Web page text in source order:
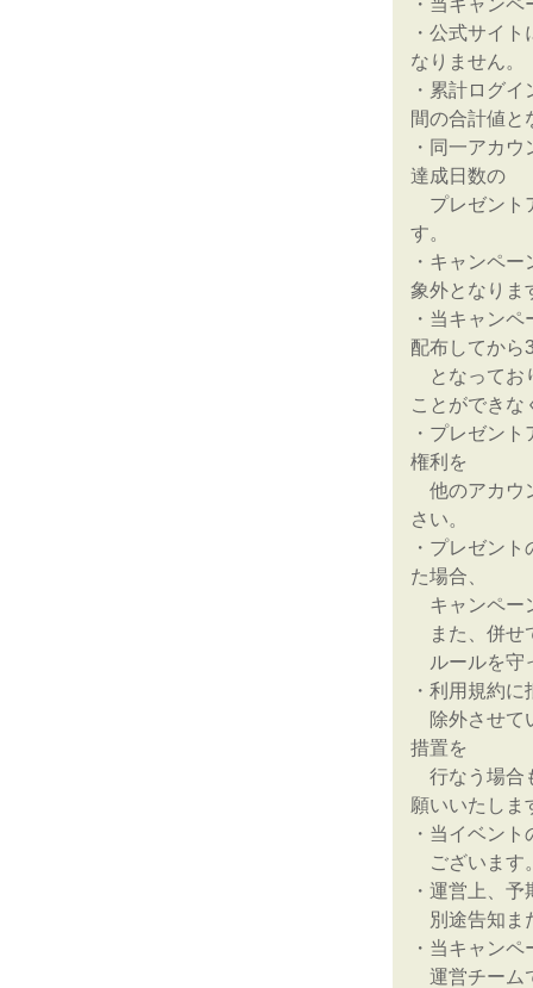
・公式サイ
なりません。
・累計ログ
間の合計値と
・同一アカ
達成日数の
プレゼント
す。
・キャンペ
象外となりま
・当キャン
配布してから
となってお
ことができな
・プレゼン
権利を
他のアカウ
さい。
・プレゼン
た場合、
キャンペー
また、併せ
ルールを守
・利用規約
除外させて
措置を
行なう場合
願いいたしま
・当イベン
ございます
・運営上、
別途告知ま
・当キャン
運営チーム